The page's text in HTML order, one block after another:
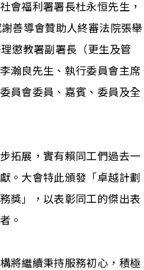
會福利署署長杜永恒先生，
善導會贊助人終審法院張舉
懲教署副署長（更生及管
瀚良先生、執行委員會主席
員會委員、嘉賓、委員及全
拓展，實有賴同工們過去一
。大會特此頒發「卓越計劃
獎」，以表彰同工的傑出表
。
將繼續秉持服務初心，積極